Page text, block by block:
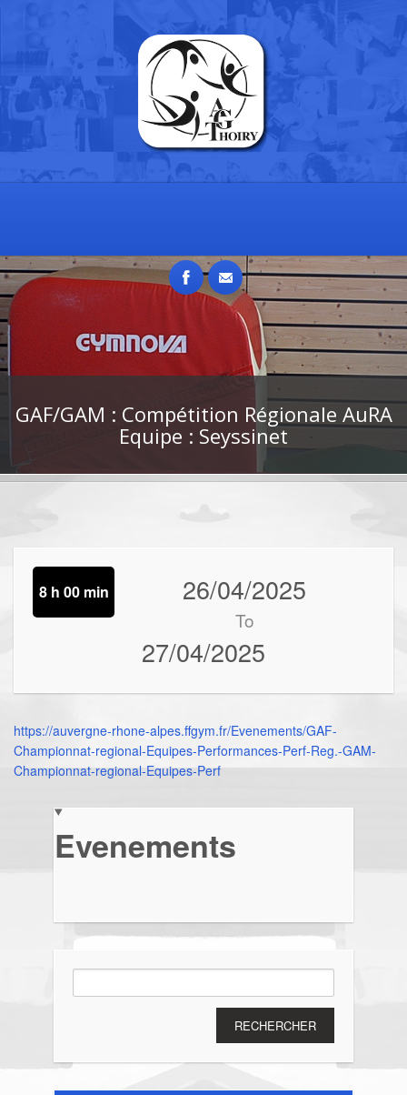
GAF/GAM : Compétition Régionale AuRA
Equipe : Seyssinet
8 h 00 min 26/04/2025
To
27/04/2025
https://auvergne-rhone-alpes.ffgym.fr/Evenements/GAF-
Championnat-regional-Equipes-Performances-Perf-Reg.-GAM-
Championnat-regional-Equipes-Perf
Evenements
Rechercher :